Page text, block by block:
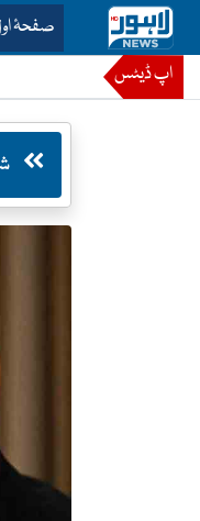
صفحۂ
اپ ڈیٹس